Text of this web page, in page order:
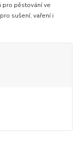
pro pěstování ve
sušení, vaření i